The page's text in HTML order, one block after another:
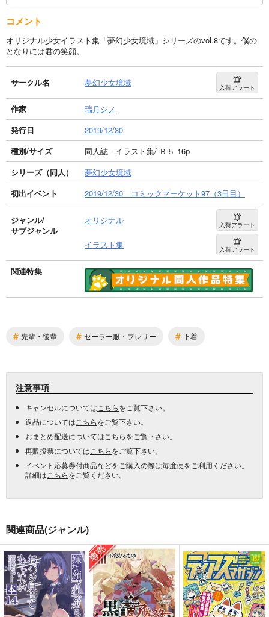
コメント
オリジナル少女イラスト集「夢幻少女境域」シリーズのvol.8です。僕の
となりには君の笑顔。
サークル名 夢幻少女境域 入荷アラート
作家
瑞月シノ
発行日
2019/12/30
種別/サイズ
同人誌 - イラスト集/ Ｂ５ 16p
シリーズ（同人）
夢幻少女境域
初出イベント
2019/12/30 コミックマーケット97（3日目）
ジャンル/
サブジャンル
オリジナル 入荷アラート
イラスト集 入荷アラート
関連特集
# 先輩・後輩 # セーラー服・ブレザー # 下着
注意事項
キャンセルについては こちらをご覧下さい。
返品については こちらをご覧下さい。
おまとめ配送については こちらをご覧下さい。
再販投票については こちらをご覧下さい。
イベント応募券付商品などをご購入の際は毎度便をご利用ください。
詳細は こちらをご覧ください。
関連商品(ジャンル)